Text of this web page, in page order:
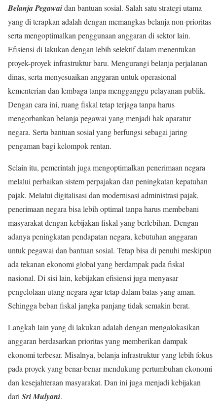
Belanja Pegawaidan bantuan sosial. Salah satu strategi utama
yang di terapkan adalah dengan memangkas belanja non-prioritas
serta mengoptimalkan penggunaan anggaran di sektor lain.
Efisiensi di lakukan dengan lebih selektif dalam menentukan
proyek-proyek infrastruktur baru. Mengurangi belanja perjalanan
dinas, serta menyesuaikan anggaran untuk operasional
kementerian dan lembaga tanpa mengganggu pelayanan publik.
Dengan cara ini, ruang fiskal tetap terjaga tanpa harus
mengorbankan belanja pegawai yang menjadi hak aparatur
negara. Serta bantuan sosial yang berfungsi sebagai jaring
pengaman bagi kelompok rentan.
Selain itu, pemerintah juga mengoptimalkan penerimaan negara
melalui perbaikan sistem perpajakan dan peningkatan kepatuhan
pajak. Melalui digitalisasi dan modernisasi administrasi pajak,
penerimaan negara bisa lebih optimal tanpa harus membebani
masyarakat dengan kebijakan fiskal yang berlebihan. Dengan
adanya peningkatan pendapatan negara, kebutuhan anggaran
untuk pegawai dan bantuan sosial. Tetap bisa di penuhi meskipun
ada tekanan ekonomi global yang berdampak pada fiskal
nasional. Di sisi lain, kebijakan efisiensi juga menyasar
pengelolaan utang negara agar tetap dalam batas yang aman.
Sehingga beban fiskal jangka panjang tidak semakin berat.
Langkah lain yang di lakukan adalah dengan mengalokasikan
anggaran berdasarkan prioritas yang memberikan dampak
ekonomi terbesar. Misalnya, belanja infrastruktur yang lebih fokus
pada proyek yang benar-benar mendukung pertumbuhan ekonomi
dan kesejahteraan masyarakat. Dan ini juga menjadi kebijakan
dari Sri Mulyani.